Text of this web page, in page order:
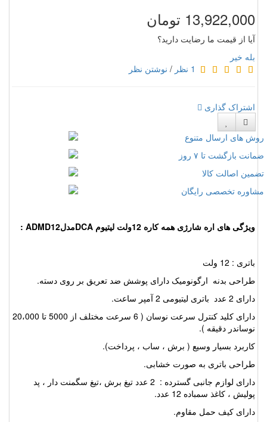
13,922,000 تومان
آیا از قیمت ما رضایت دارید؟
بله خیر
1 نظر
/ نوشتن نظر
اشتراک گذاری
های ارسال متنوع
بازگشت تا ۷ روز
اصالت کالا
تخصصی رایگان
ویژگی های اره شارژی همه کاره 12ولت لیتیوم DCAمدلADMD12 :
باتری : 12 ولت
طراحی بدنه ارگونومیک دارای پوشش ضد تعریق بر روی دسته.
دارای 2 عدد باتری لیتیومی 2 آمپر ساعت.
دارای کلید کنترل سرعت نوسان ( 6 سرعت مختلف از 5000 تا 20،000
نوساندر دقیقه ).
کاربرد بسیار وسیع ( برش ، ساب ، پرداخت).
طراحی باتری به صورت خشابی.
دارای لوازم جانبی گسترده : 2 عدد تیغ برش ،تیغ سگمنت دار ، پد
پولیش ، کاغذ سمباده 12 عدد.
دارای کیف حمل مقاوم.